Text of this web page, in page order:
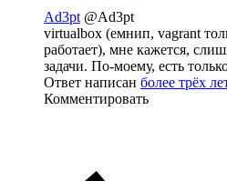
Ad3pt @Ad3pt
virtualbox (емнип, vagrant
работает), мне кажется,
задачи. По-моему, есть
Ответ написан более трёх
Комментировать